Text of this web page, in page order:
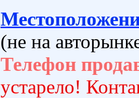
(не на
Телефон
устарело!